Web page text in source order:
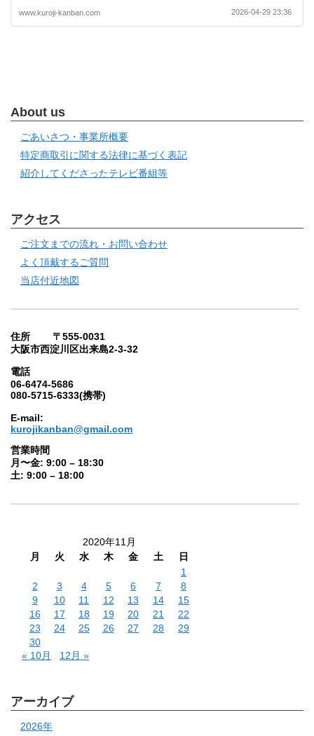
www.kuroji-kanban.com 2026-04-29 23:36
About us
ごあいさつ・事業所概要
特定商取引に関する法律に基づく表記
紹介してくださったテレビ番組等
アクセス
ご注文までの流れ・お問い合わせ
よく頂戴するご質問
当店付近地図
住所 〒555-0031
大阪市西淀川区出来島2-3-32
電話
06-6474-5686
080-5715-6333(携帯)
E-mail:
kurojikanban@gmail.com
営業時間
月〜金: 9:00 – 18:30
土: 9:00 – 18:00
2020年11月
月
火 水 木 金 土
日
1
2
3 4 5 6 7
8
9
10 11 12 13 14
15
16
17 18 19 20 21
22
23
24 25 26 27 28
29
30
« 10月
12月 »
アーカイブ
2026年